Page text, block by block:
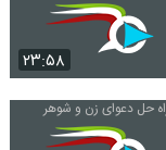
۲۳:۵۸